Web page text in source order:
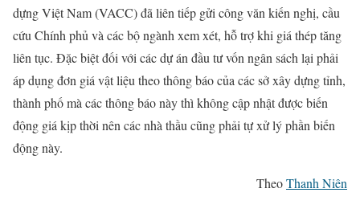
dựng Việt Nam (VACC) đã liên tiếp gửi công văn kiến nghị, cầu
cứu Chính phủ và các bộ ngành xem xét, hỗ trợ khi giá thép tăng
liên tục. Đặc biệt đối với các dự án đầu tư vốn ngân sách lại phải
áp dụng đơn giá vật liệu theo thông báo của các sở xây dựng tỉnh,
thành phố mà các thông báo này thì không cập nhật được biến
động giá kịp thời nên các nhà thầu cũng phải tự xử lý phần biến
động này.
TheoThanh Niên